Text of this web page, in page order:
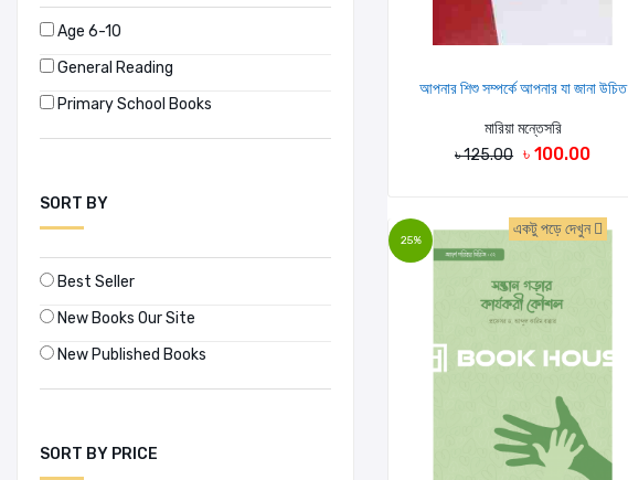
Age 6-10
General Reading
Primary School Books
SORT BY
Best Seller
New Books Our Site
New Published Books
SORT BY PRICE
আপনার শিশু সম্পর্কে আপনার যা জানা উচিত
মারিয়া মন্তেসরি
৳ 125.00 ৳ 100.00
25%
একটু পড়ে দেখুন